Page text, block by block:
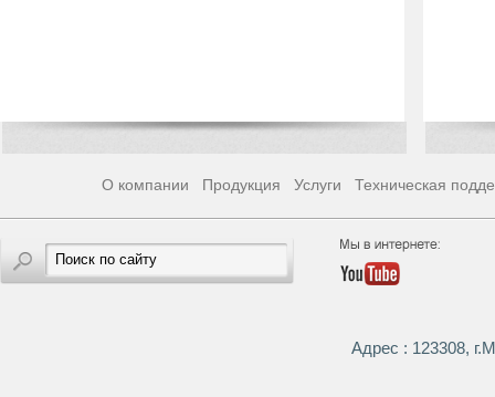
О компании Продукция Услуги Техническая
Адрес : 123308,